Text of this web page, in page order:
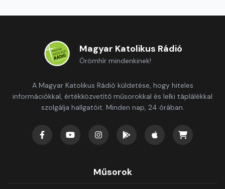
Magyar Katolikus Rádió
Örömhír mindenkinek!
A Magyar Katolikus Rádió küldetése, hogy hiteles
információkkal, értékközvetítő műsorokkal és lelki táplálékkal
szolgálja hallgatóit. Minden nap, 24 órában.
Műsorok